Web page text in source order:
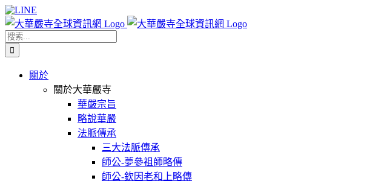
Skip
to
content
Facebook
X
WeChat
YouTube
LINE
搜
索
關於
關於大華嚴寺
華嚴宗旨
略說華嚴
法脈傳承
三大法脈傳承
師公-夢參祖師略傳
師公-欽因老和上略傳